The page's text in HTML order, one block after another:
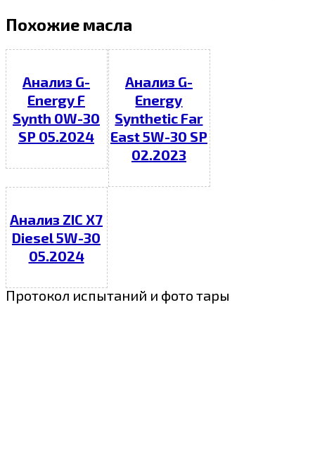
Похожие масла
Анализ G-
Energy F
Synth 0W-30
SP 05.2024
Анализ G-
Energy
Synthetic Far
East 5W-30 SP
02.2023
Анализ ZIC X7
Diesel 5W-30
05.2024
Протокол испытаний и фото тары